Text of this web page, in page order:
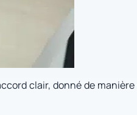
clair, donné de